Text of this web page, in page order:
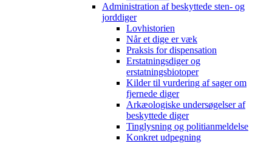
Administration af beskyttede sten- og
jorddiger
Lovhistorien
Når et dige er væk
Praksis for dispensation
Erstatningsdiger og
erstatningsbiotoper
Kilder til vurdering af sager om
fjernede diger
Arkæologiske undersøgelser af
beskyttede diger
Tinglysning og politianmeldelse
Konkret udpegning